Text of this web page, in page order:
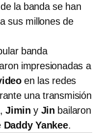
la banda se han
sus millones de
banda
impresionadas a
en las redes
una transmisión
,Jiminy Jin bailaron
Daddy Yankee.